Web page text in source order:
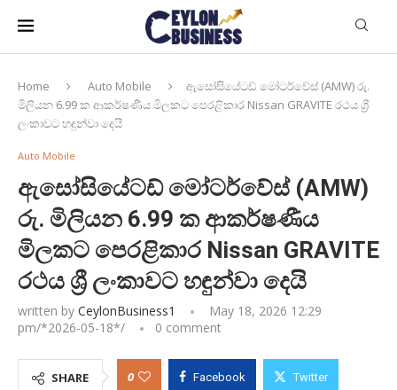
Home Auto Mobile
ඇසෝසියේටඩ් මෝටර්වේස් (AMW) රු.
මිලියන 6.99 ක ආකර්ෂණීය මිලකට පෙරළිකාර Nissan GRAVITE රථය ශ්‍රී
ලංකාවට හඳුන්වා දෙයි
Auto Mobile
ඇසෝසියේටඩ් මෝටර්වේස් (AMW)
රු. මිලියන 6.99 ක ආකර්ෂණීය
මිලකට පෙරළිකාර Nissan GRAVITE
රථය ශ්‍රී ලංකාවට හඳුන්වා දෙයි
written by CeylonBusiness1
May 18, 2026 12:29
pm/*2026-05-18*/ 0 comment
SHARE 0 Facebook Twitter